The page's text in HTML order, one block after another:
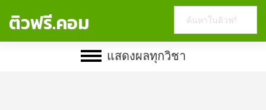
ติวฟรี.คอม
website
แสดงผลทุกวิชา